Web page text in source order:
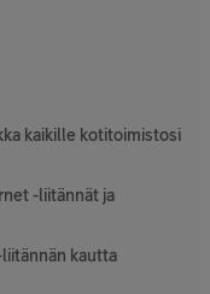
kaikille kotitoimistosi
-liitännät ja
kautta